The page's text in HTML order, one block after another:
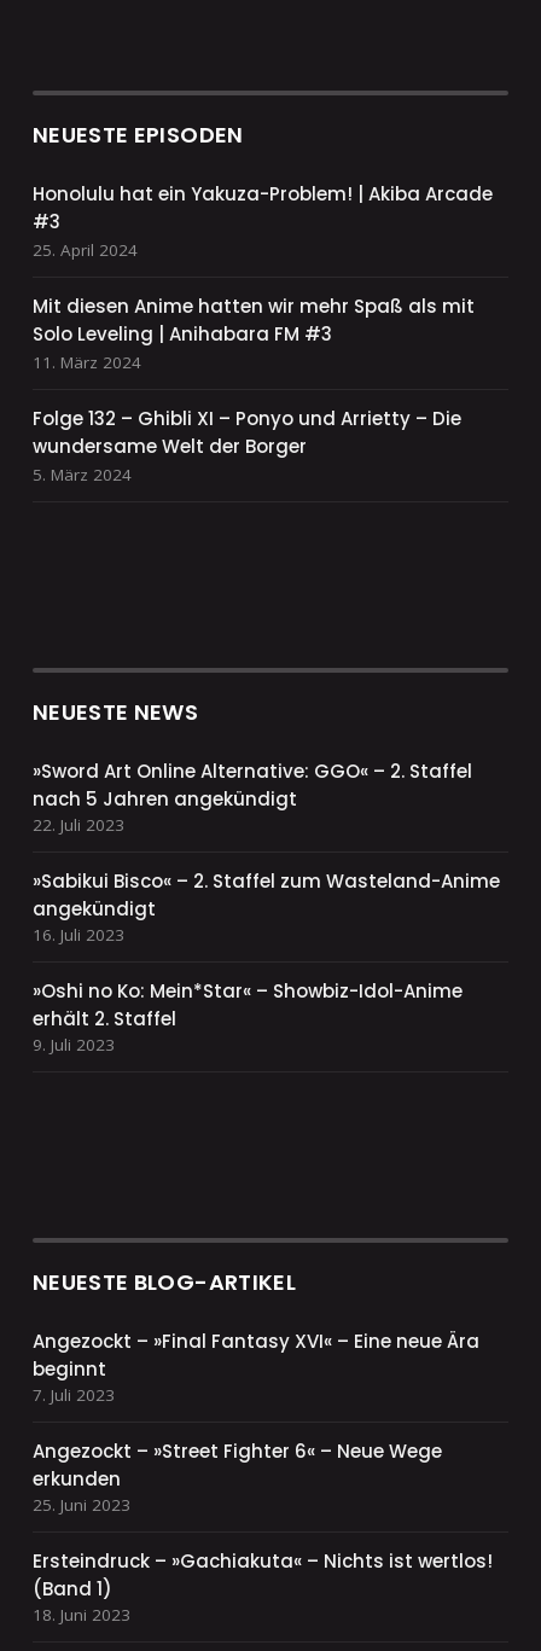
NEUESTE EPISODEN
Honolulu hat ein Yakuza-Problem! | Akiba Arcade
#3
25. April 2024
Mit diesen Anime hatten wir mehr Spaß als mit
Solo Leveling | Anihabara FM #3
11. März 2024
Folge 132 – Ghibli XI – Ponyo und Arrietty – Die
wundersame Welt der Borger
5. März 2024
NEUESTE NEWS
»Sword Art Online Alternative: GGO« – 2. Staffel
nach 5 Jahren angekündigt
22. Juli 2023
»Sabikui Bisco« – 2. Staffel zum Wasteland-Anime
angekündigt
16. Juli 2023
»Oshi no Ko: Mein*Star« – Showbiz-Idol-Anime
erhält 2. Staffel
9. Juli 2023
NEUESTE BLOG-ARTIKEL
Angezockt – »Final Fantasy XVI« – Eine neue Ära
beginnt
7. Juli 2023
Angezockt – »Street Fighter 6« – Neue Wege
erkunden
25. Juni 2023
Ersteindruck – »Gachiakuta« – Nichts ist wertlos!
(Band 1)
18. Juni 2023